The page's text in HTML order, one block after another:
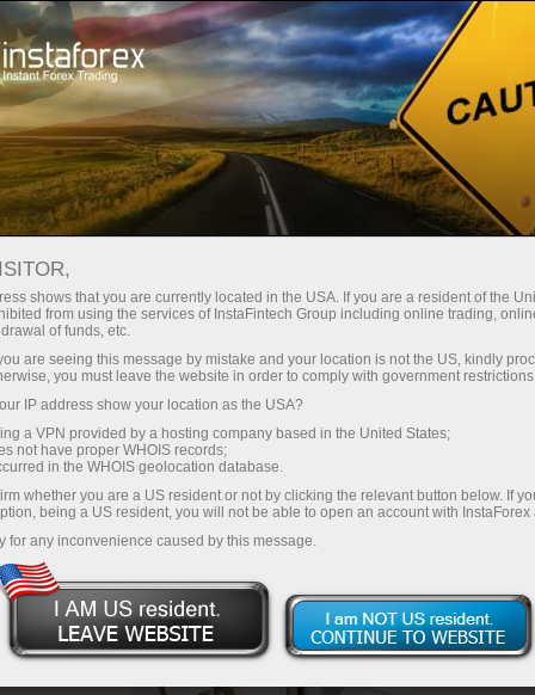
InstaForex
กับ InstaForex คุณจะได้รับเงื่อนไขที่
สูงสุด 1:5000 สเปรดและค่า
คอมมิชชั่นที่ดีที่สุดในตลาด รวมถึง
เงื่อนไขที่เหมาะสมสำหรับการเทรด
หุ้นและดัชนี
InstaForex ทุกคนสามารถรับโบนัส
สูงสุด 30% จากยอดฝาก และใช้
ประโยชน์จากโปรโมชั่นและข้อเสนอ
พิเศษอื่น ๆ
สเปรดต่ำมาก — กำไรสูง
โบนัส 30%
สำหรับทุกการฝาก
ความเร็ว
ในการเทรดและบนทางหลวง
แจ็กพอตของขวัญส่วนตัวของคุณ
ฝากเงินจำนวน $333 — เลือกของขวัญมูลค่าสูงสุด
$1,500
เทรดแบบไร้ความเสี่ยง — เรารับประกัน
กำไรของคุณ
shows that you are currently located in the USA. If you are a resident of the
from using the services of InstaFintech Group including online trading,
of funds, etc.
are seeing this message by mistake and your location is not the US, kindly
you must leave the website in order to comply with government
IP address show your location as the USA?
a VPN provided by a hosting company based in the United States;
not have proper WHOIS records;
in the WHOIS geolocation database.
whether you are a US resident or not by clicking the relevant button below. If
being a US resident, you will not be able to open an account with InstaForex
for any inconvenience caused by this message.